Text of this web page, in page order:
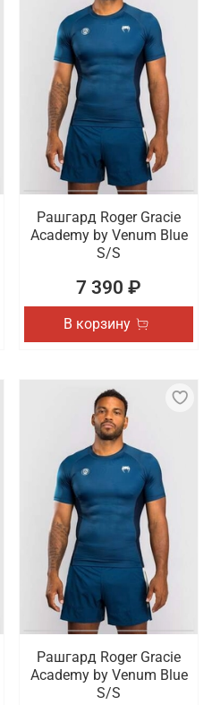
Рашгард Roger Gracie
Academy by Venum Blue
S/S
7 390 ₽
В корзину
Рашгард Roger Gracie
Academy by Venum Blue
S/S